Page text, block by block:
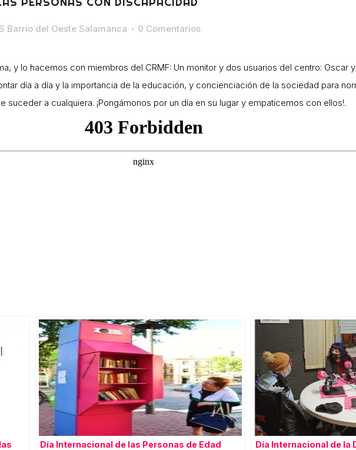
Barrio del Oeste Salamanca 0 Comentarios
y lo hacemos con miembros del CRMF: Un monitor y dos usuarios del centro: Oscar
día a día y la importancia de la educación, y concienciación de la sociedad para
a cualquiera. ¡Pongámonos por un día en su lugar y empaticemos con ellos!.
Día Internacional de las Personas de Edad
Día Internacional de